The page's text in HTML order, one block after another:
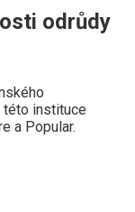
odrůdy
této instituce
a Popular.